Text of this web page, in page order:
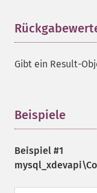
Gibt ein Result-
Beispiele
Beispiel #1